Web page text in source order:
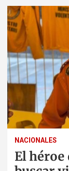
NACIONALES
El héroe